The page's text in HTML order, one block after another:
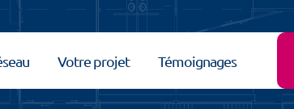
Votre projet Témoignages